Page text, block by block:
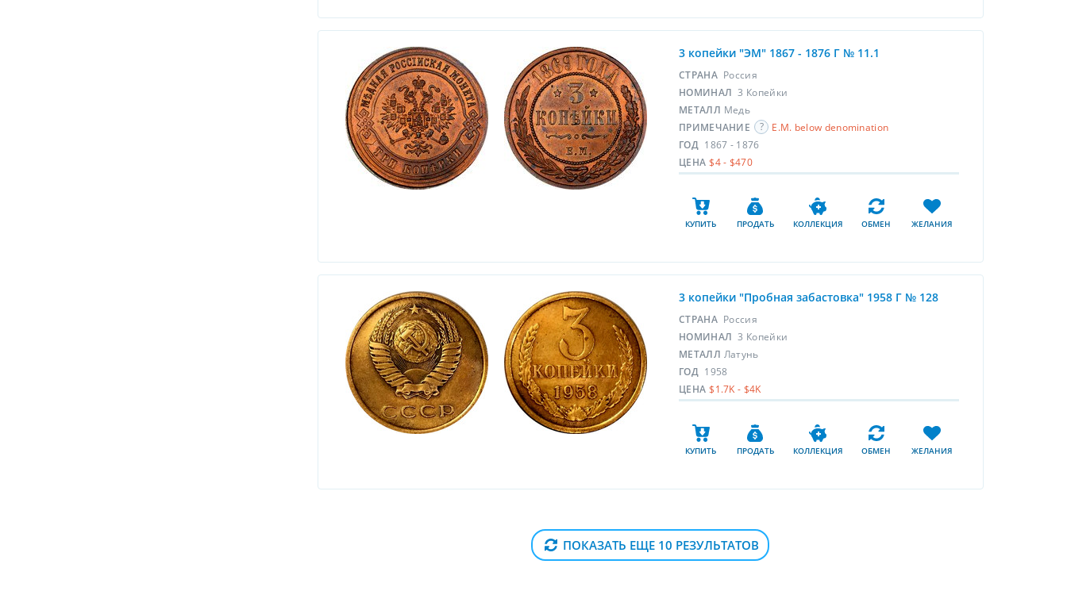
3 копейки "ЭМ" 1867 - 1876 Г № 11.1
СТРАНА Россия
НОМИНАЛ 3 Копейки
МЕТАЛЛ Медь
ПРИМЕЧАНИЕ
E.M. below denomination
ГОД 1867 - 1876
ЦЕНА $4 - $470
КУПИТЬ ПРОДАТЬ КОЛЛЕКЦИЯ ОБМЕН ЖЕЛАНИЯ
3 копейки "Пробная забастовка" 1958 Г № 128
СТРАНА Россия
НОМИНАЛ 3 Копейки
МЕТАЛЛ Латунь
ГОД 1958
ЦЕНА $1.7K - $4K
КУПИТЬ ПРОДАТЬ КОЛЛЕКЦИЯ ОБМЕН ЖЕЛАНИЯ
ПОКАЗАТЬ ЕЩЕ 10 РЕЗУЛЬТАТОВ